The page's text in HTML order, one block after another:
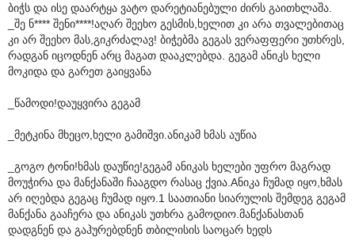
ბიჭს და ისე დაარტყა ვატო დარეტიანებული ძირს გაითხლაშა.
_შე ნ**** შენი****!აღარ შეეხო გესმის,ხელით კი არა თვალებითაც
კი არ შეეხო მას,გიკრძალავ! ბიჭებმა გეგას ვერაფფერი უთხრეს,
რადგან იცოდნენ არც მაგათ დააკლებდა. გეგამ ანიკს ხელი
მოკიდა და გარეთ გაიყვანა
_წამოდი!დაუყვირა გეგამ
_მეტკინა მხეცო,ხელი გამიშვი.ანიკამ ხმას აუწია
_გოგო ტონი!ხმას დაუწიე!გეგამ ანიკას ხელები უფრო მაგრად
მოუჭირა და მანქანაში ჩააგდო რასაც ქვია.Aნიკა ჩუმად იყო,ხმას
არ იღებდა გეგაც ჩუმად იყო.1 საათიანი სიარულის შემდეგ გეგამ
მანქანა გააჩერა და ანიკას უთხრა გამოდიო.მანქანასთან
დადგნენ და გაჰურებდნენ თბილისის საოცარ ხედს